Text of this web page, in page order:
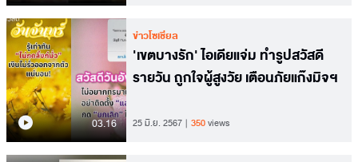
03.16
ข่าวโซเชียล
'เขตบางรัก' ไอเดียแจ่ม ทำรูปสวัสดี
รายวัน ถูกใจผู้สูงวัย เตือนภัยแก๊งมิจฯ
25 มิ.ย. 2567 350views